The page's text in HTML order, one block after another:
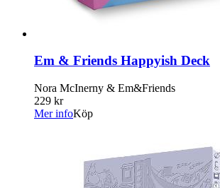
Em & Friends Happyish Deck
Nora McInerny & Em&Friends
229 kr
Mer infoKöp